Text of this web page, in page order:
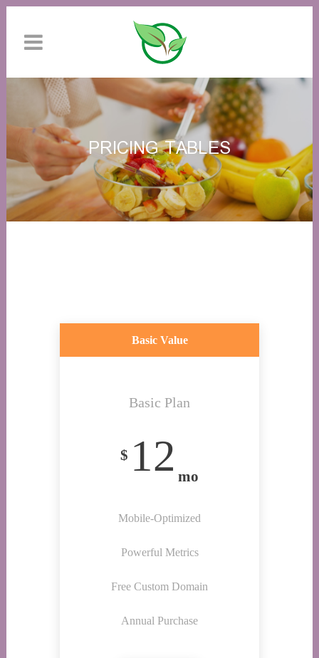
PRICING TABLES
Basic Value
Basic Plan
$ 12 mo
Mobile-Optimized
Powerful Metrics
Free Custom Domain
Annual Purchase